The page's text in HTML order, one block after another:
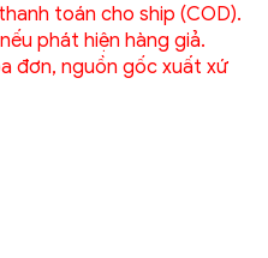
toán cho ship (COD).
phát hiện hàng giả.
đơn, nguồn gốc xuất xứ